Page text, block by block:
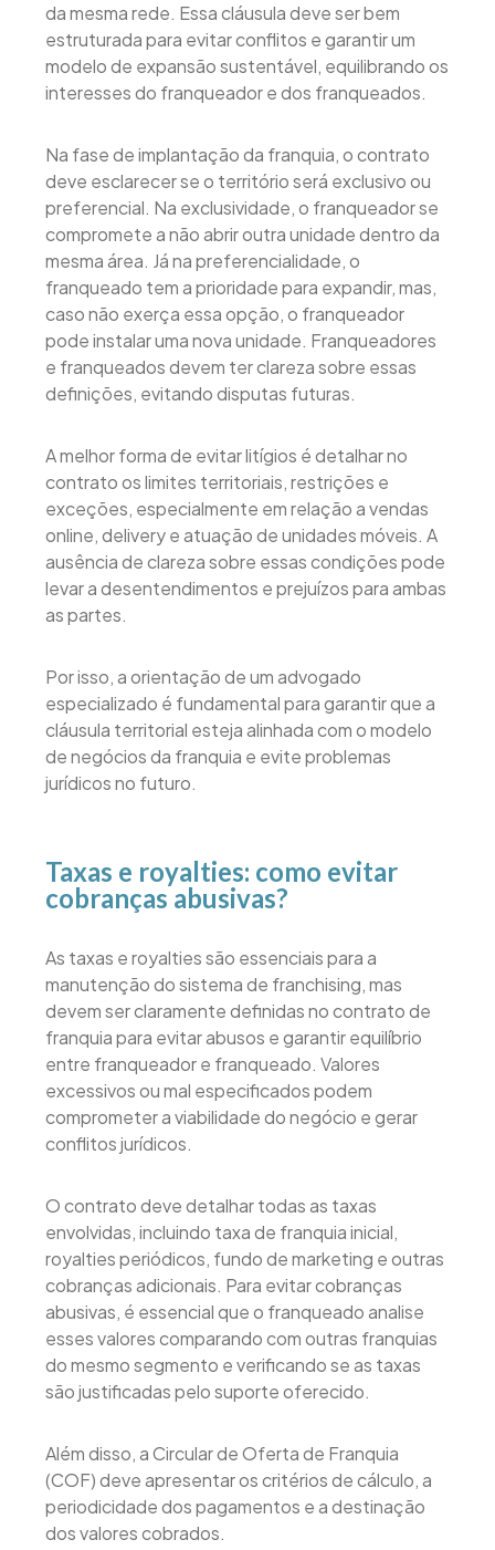
da mesma rede. Essa cláusula deve ser bem
estruturada para evitar conflitos e garantir um
modelo de expansão sustentável, equilibrando os
interesses do franqueador e dos franqueados.
Na fase de implantação da franquia, o contrato
deve esclarecer se o território será exclusivo ou
preferencial. Na exclusividade, o franqueador se
compromete a não abrir outra unidade dentro da
mesma área. Já na preferencialidade, o
franqueado tem a prioridade para expandir, mas,
caso não exerça essa opção, o franqueador
pode instalar uma nova unidade. Franqueadores
e franqueados devem ter clareza sobre essas
definições, evitando disputas futuras.
A melhor forma de evitar litígios é detalhar no
contrato os limites territoriais, restrições e
exceções, especialmente em relação a vendas
online, delivery e atuação de unidades móveis. A
ausência de clareza sobre essas condições pode
levar a desentendimentos e prejuízos para ambas
as partes.
Por isso, a orientação de um advogado
especializado é fundamental para garantir que a
cláusula territorial esteja alinhada com o modelo
de negócios da franquia e evite problemas
jurídicos no futuro.
Taxas e royalties: como evitar
cobranças abusivas?
As taxas e royalties são essenciais para a
manutenção do sistema de franchising, mas
devem ser claramente definidas no contrato de
franquia para evitar abusos e garantir equilíbrio
entre franqueador e franqueado. Valores
excessivos ou mal especificados podem
comprometer a viabilidade do negócio e gerar
conflitos jurídicos.
O contrato deve detalhar todas as taxas
envolvidas, incluindo taxa de franquia inicial,
royalties periódicos, fundo de marketing e outras
cobranças adicionais. Para evitar cobranças
abusivas, é essencial que o franqueado analise
esses valores comparando com outras franquias
do mesmo segmento e verificando se as taxas
são justificadas pelo suporte oferecido.
Além disso, a Circular de Oferta de Franquia
(COF) deve apresentar os critérios de cálculo, a
periodicidade dos pagamentos e a destinação
dos valores cobrados.